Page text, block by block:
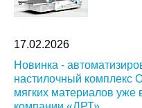
17.02.2026
Новинка -
настилочный комплекс
мягких материалов уже